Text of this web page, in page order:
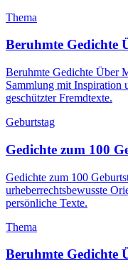
Thema
Beruhmte Gedichte
Beruhmte Gedichte Über
Sammlung mit Inspiration
geschützter Fremdtexte.
Geburtstag
Gedichte zum 100
Gedichte zum 100
urheberrechtsbewusste
persönliche Texte.
Thema
Beruhmte Gedichte